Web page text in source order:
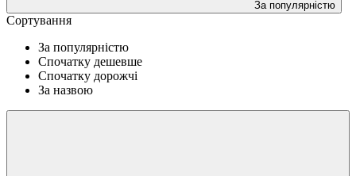
За популярністю
Сортування
За популярністю
Спочатку дешевше
Спочатку дорожчі
За назвою